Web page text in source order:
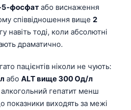
5-фосфат або виснаження
співвідношення вище 2
навіть тоді, коли абсолютні
драматично.
пацієнтів ніколи не чують:
або ALT вище 300 Од/л
гепатит менш
виходять за межі